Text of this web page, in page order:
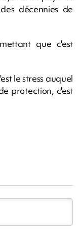
décennies de
que c'est
le stress auquel
protection, c'est